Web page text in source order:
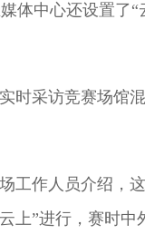
体中心还设置了
时采访竞赛场馆
工作人员介绍，
上”进行，赛时中